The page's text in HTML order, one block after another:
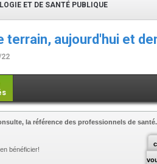
ET DE SANTÉ PUBLIQUE
terrain, aujourd'hui et
la référence des professionnels de santé.
bénéficier!